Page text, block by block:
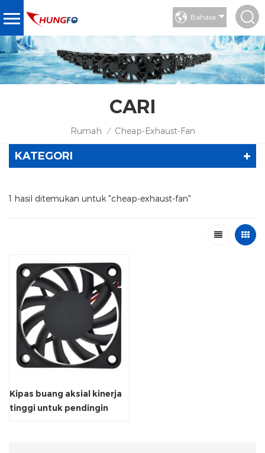
Bahasa
CARI
Rumah / Cheap-Exhaust-Fan
KATEGORI
1 hasil ditemukan untuk "cheap-exhaust-fan"
Kipas buang aksial kinerja
tinggi untuk pendingin